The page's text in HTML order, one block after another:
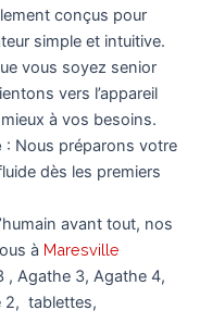
conçus pour
simple et intuitive.
vous soyez senior
vers l’appareil
à vos besoins.
: Nous préparons votre
dès les premiers
avant tout, nos
à Maresville
, Agathe 3, Agathe 4,
2, tablettes,